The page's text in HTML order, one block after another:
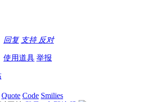
回复 支持 反对
使用道具 举报
Quote Code Smilies